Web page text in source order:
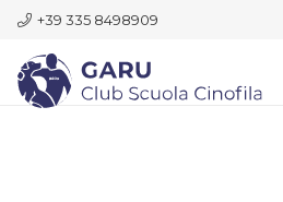
+39 335 8498909